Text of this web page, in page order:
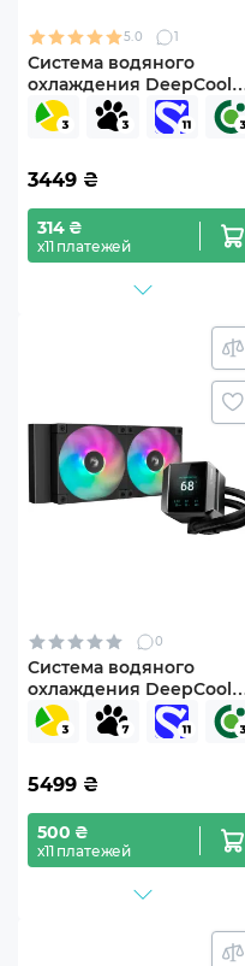
5.0 1
Система водяного
охлаждения DeepCool
LE240 WH V2 (R-LE240-
WHAMMN-G-2)
3449 ₴
314 ₴
х11 платежей
0
Система водяного
охлаждения DeepCool
Mystique 240 ARGB Black
(R-LX550-BKADSNC-G-1)
5499 ₴
500 ₴
х11 платежей